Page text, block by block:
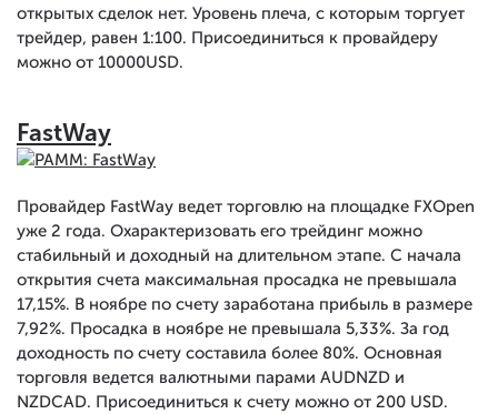
открытых сделок нет. Уровень плеча, с которым торгует
трейдер, равен 1:100. Присоединиться к провайдеру
можно от 10000USD.
FastWay
Провайдер FastWay ведет торговлю на площадке FXOpen
уже 2 года. Охарактеризовать его трейдинг можно
стабильный и доходный на длительном этапе. С начала
открытия счета максимальная просадка не превышала
17,15%. В ноябре по счету заработана прибыль в размере
7,92%. Просадка в ноябре не превышала 5,33%. За год
доходность по счету составила более 80%. Основная
торговля ведется валютными парами AUDNZD и
NZDCAD. Присоединиться к счету можно от 200 USD.